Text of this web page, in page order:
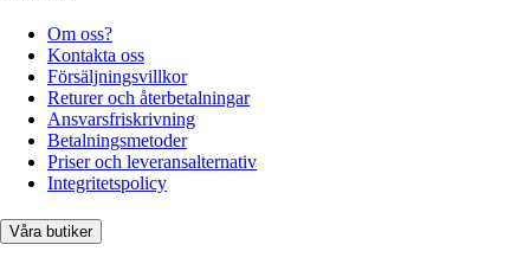
Om oss?
Kontakta oss
Försäljningsvillkor
Returer och återbetalningar
Ansvarsfriskrivning
Betalningsmetoder
Priser och leveransalternativ
Integritetspolicy
Våra butiker